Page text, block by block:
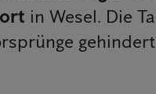
in Wesel. Die